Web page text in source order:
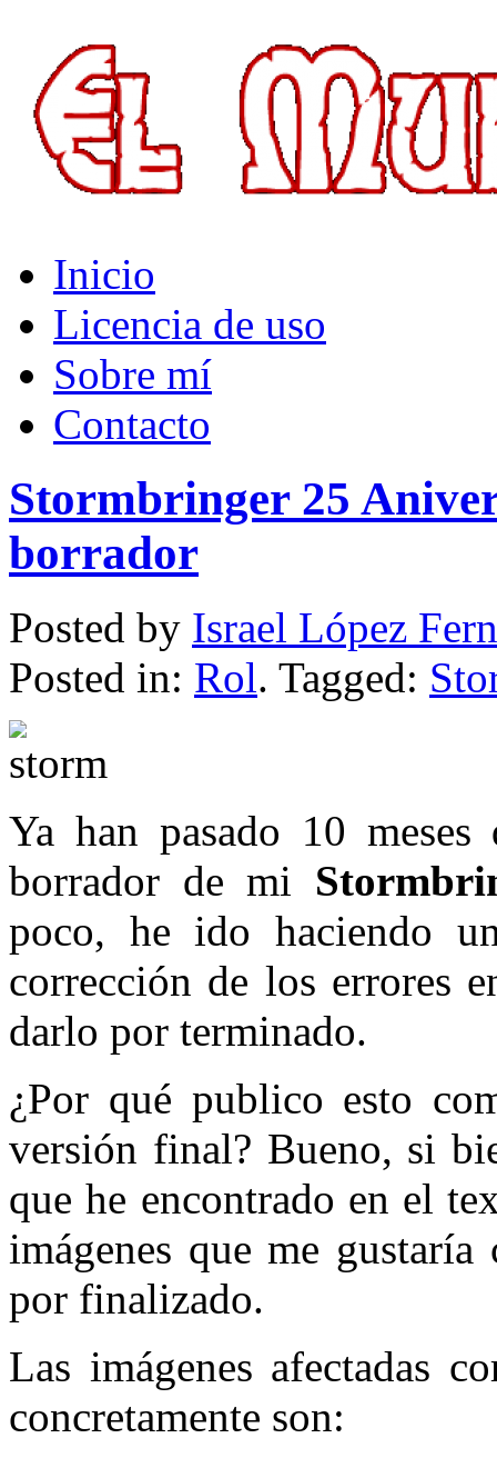
El Multiverso
Inicio
Licencia de uso
Sobre mí
Contacto
Stormbringer 25
borrador
Posted by Israel López
Posted in: Rol. Tagged:
Ya han pasado 10
borrador de mi
poco, he ido haciendo
corrección de los errores
darlo por terminado.
¿Por qué publico esto
versión final? Bueno, si
que he encontrado en el
imágenes que me
por finalizado.
Las imágenes afectadas
concretamente son: